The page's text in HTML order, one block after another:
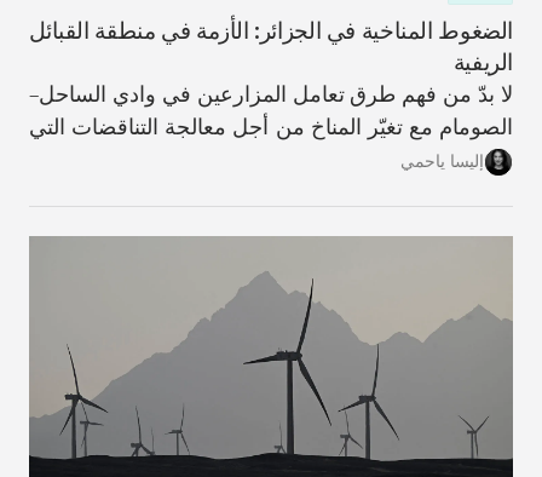
الضغوط المناخية في الجزائر: الأزمة في منطقة القبائل
الريفية
لا بدّ من فهم طرق تعامل المزارعين في وادي الساحل–
الصومام مع تغيّر المناخ من أجل معالجة التناقضات التي
تؤدّي من خلالها عملية التكيّف، على المستويَين الفردي
إليسا ياحمي